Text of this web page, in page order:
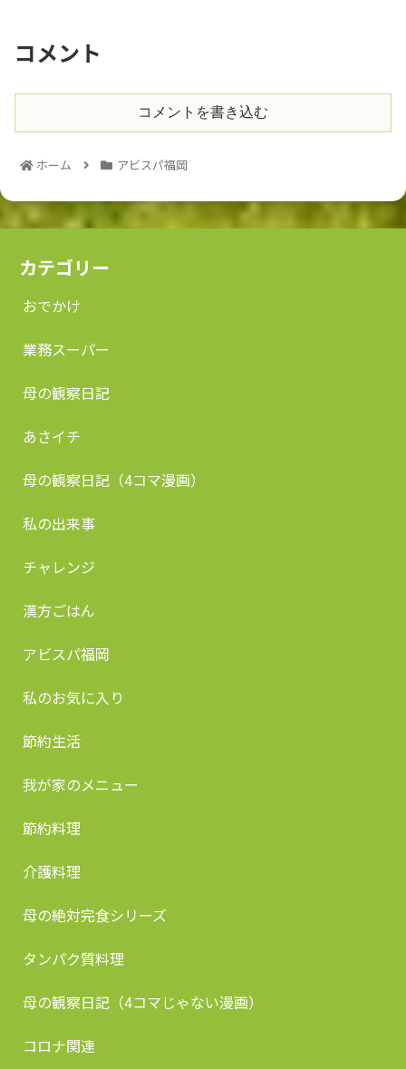
コメント
コメントを書き込む
ホーム アビスパ福岡
カテゴリー
おでかけ
業務スーパー
母の観察日記
あさイチ
母の観察日記（4コマ漫画）
私の出来事
チャレンジ
漢方ごはん
アビスパ福岡
私のお気に入り
節約生活
我が家のメニュー
節約料理
介護料理
母の絶対完食シリーズ
タンパク質料理
母の観察日記（4コマじゃない漫画）
コロナ関連